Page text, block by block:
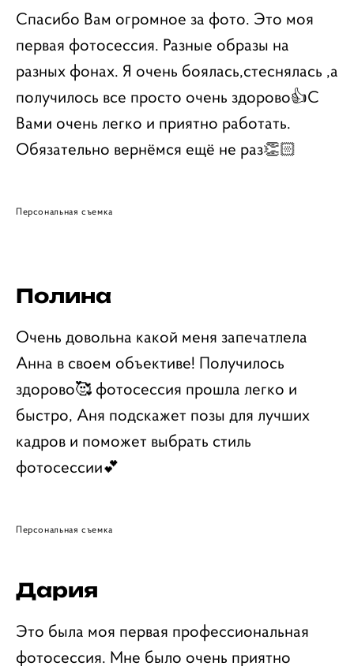
Спасибо Вам огромное за фото. Это моя
первая фотосессия. Разные образы на
разных фонах. Я очень боялась,стеснялась ,а
получилось все просто очень здорово👍С
Вами очень легко и приятно работать.
Обязательно вернёмся ещё не раз👏🏻
Персональная съемка
Полина
Очень довольна какой меня запечатлела
Анна в своем объективе! Получилось
здорово🥰 фотосессия прошла легко и
быстро, Аня подскажет позы для лучших
кадров и поможет выбрать стиль
фотосессии💕
Персональная съемка
Дария
Это была моя первая профессиональная
фотосессия. Мне было очень приятно